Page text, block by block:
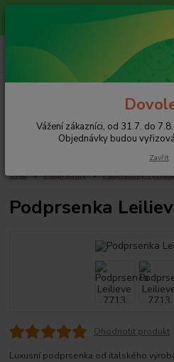
Vážení zákazníci, od 31.7. do
Objednávky budou
+420 608 754 282
pište email, pokud nezvedám tel.
Úvod Podprsenky Podprsenky
Podprsenka
Ohodnotit produkt
Luxusní podprsenka od italského
Vážení zákazníci, od 31.7. do
Objednávky budou
Zavřít